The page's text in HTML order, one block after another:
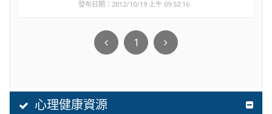
發布日期：2012/10/19 上午 09:52:16
1
心理健康資源